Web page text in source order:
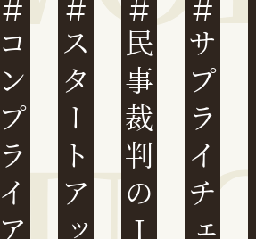
コンプライアンススタートアップ民事裁判のIT化サプライチェーン